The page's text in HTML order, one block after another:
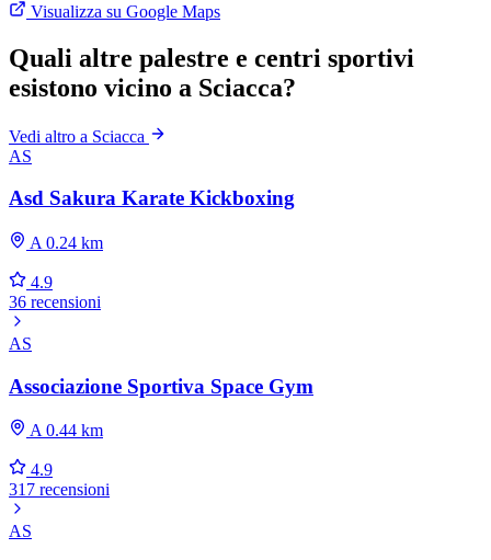
Visualizza su Google Maps
Quali altre palestre e centri sportivi
esistono vicino a Sciacca?
Vedi altro a Sciacca
AS
Asd Sakura Karate Kickboxing
A 0.24 km
4.9
36 recensioni
AS
Associazione Sportiva Space Gym
A 0.44 km
4.9
317 recensioni
AS